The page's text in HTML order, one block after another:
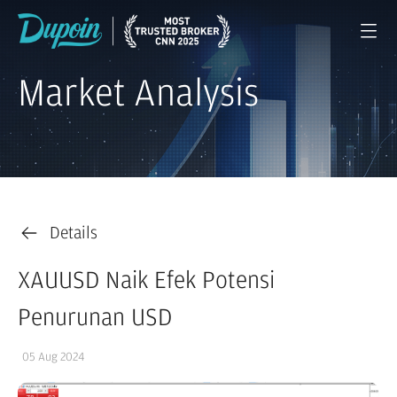
Market Analysis
Details
XAUUSD Naik Efek Potensi
Penurunan USD
05 Aug 2024